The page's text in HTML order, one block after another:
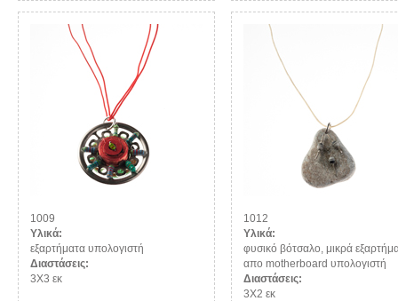
1009
Υλικά:
εξαρτήματα υπολογιστή
Διαστάσεις:
3Χ3 εκ
1012
Υλικά:
φυσικό βότσαλο, μικρά
απο motherboard υπολογιστή
Διαστάσεις:
3Χ2 εκ